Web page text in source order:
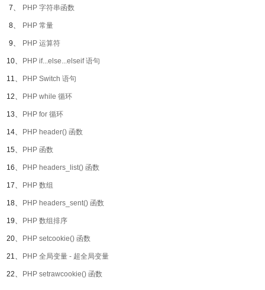
7、 PHP 字符串函数
8、 PHP 常量
9、 PHP 运算符
10、 PHP if...else...elseif 语句
11、 PHP Switch 语句
12、 PHP while 循环
13、 PHP for 循环
14、 PHP header() 函数
15、 PHP 函数
16、 PHP headers_list() 函数
17、 PHP 数组
18、 PHP headers_sent() 函数
19、 PHP 数组排序
20、 PHP setcookie() 函数
21、 PHP 全局变量 - 超全局变量
22、 PHP setrawcookie() 函数